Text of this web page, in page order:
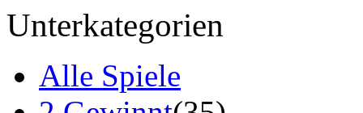
Unterkategorien
Alle Spiele